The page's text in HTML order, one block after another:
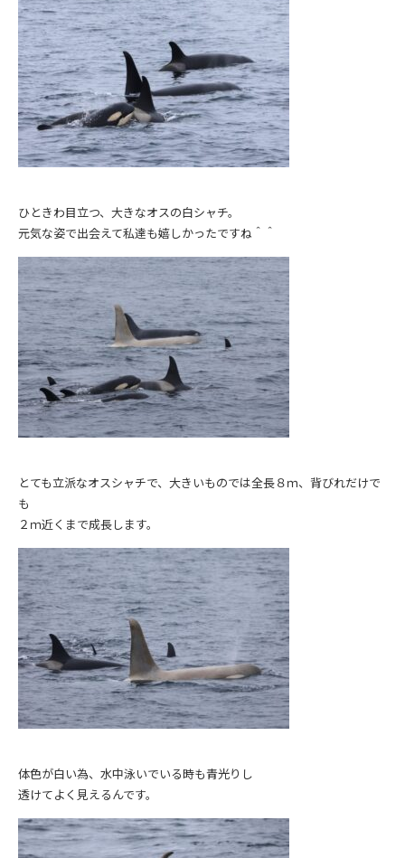
ひときわ目立つ、大きなオスの白シャチ。
元気な姿で出会えて私達も嬉しかったですね＾＾
とても立派なオスシャチで、大きいものでは全長８ｍ、背びれだけで
も
２ｍ近くまで成長します。
体色が白い為、水中泳いでいる時も青光りし
透けてよく見えるんです。